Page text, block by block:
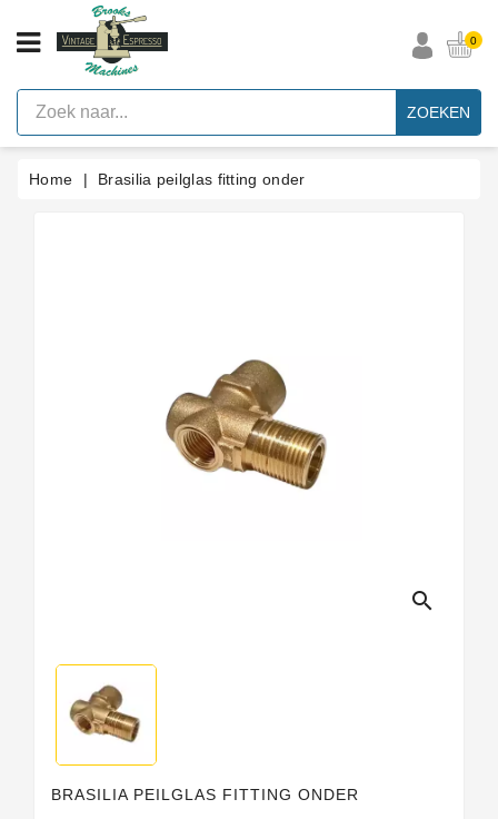
CATEGORIE
Vintage
Espresso
Machines
E61
0
ZOEKEN
Home Brasilia peilglas fitting onder
search
BRASILIA PEILGLAS FITTING ONDER